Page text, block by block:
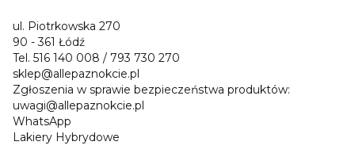
ul. Piotrkowska 270
90 - 361 Łódź
Tel. 516 140 008 / 793 730 270
sklep@allepaznokcie.pl
Zgłoszenia w sprawie bezpieczeństwa produktów:
uwagi@allepaznokcie.pl
WhatsApp
Lakiery Hybrydowe